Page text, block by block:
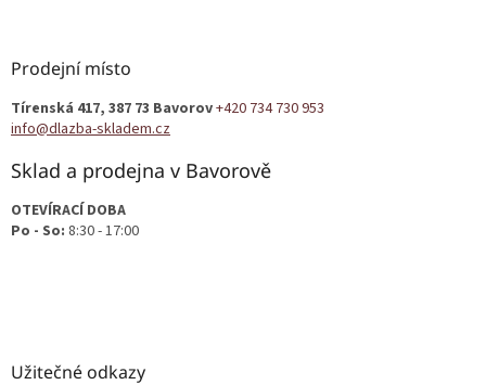
Prodejní místo
Tírenská 417, 387 73 Bavorov+420 734 730 953
info@dlazba-skladem.cz
Sklad a prodejna v Bavorově
OTEVÍRACÍ DOBA
Po - So: 8:30 - 17:00
Užitečné odkazy